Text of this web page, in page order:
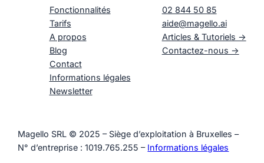
Fonctionnalités
Tarifs
A propos
Blog
Contact
Informations légales
Newsletter
02 844 50 85
aide@magello.ai
Articles & Tutoriels ->
Contactez-nous ->
Magello SRL © 2025 – Siège d’exploitation à Bruxelles –
N° d’entreprise : 1019.765.255 – Informations légales